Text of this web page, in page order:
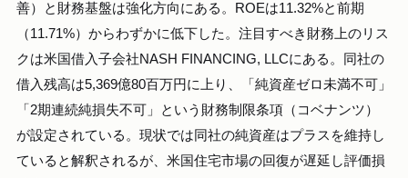
善）と財務基盤は強化方向にある。ROEは11.32%と前期
（11.71%）からわずかに低下した。注目すべき財務上のリス
クは米国借入子会社NASH FINANCING, LLCにある。同社の
借入残高は5,369億80百万円に上り、「純資産ゼロ未満不可」
「2期連続純損失不可」という財務制限条項（コベナンツ）
が設定されている。現状では同社の純資産はプラスを維持し
ていると解釈されるが、米国住宅市場の回復が遅延し評価損